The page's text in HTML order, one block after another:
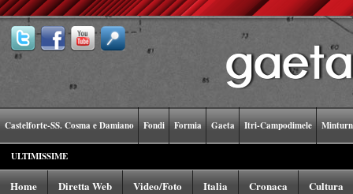
Castelforte-SS. Cosma e Damiano Fondi Formia Gaeta Itri-Campodimele
ULTIMISSIME
Home Diretta Web Video/Foto Italia Cronaca Cultura